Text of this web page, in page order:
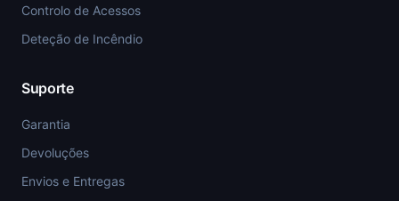
Controlo de Acessos
Deteção de Incêndio
Suporte
Garantia
Devoluções
Envios e Entregas